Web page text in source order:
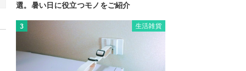
選。暑い日に役立つモノをご紹介
3 生活雑貨